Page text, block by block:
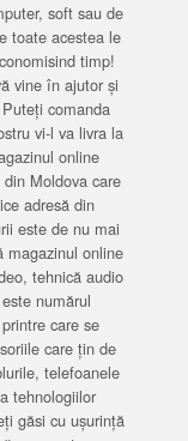
soft sau de
toate acestea le
timp!
vine în ajutor și
comanda
vi-l va livra la
online
Moldova care
adresă din
este de nu mai
magazinul online
tehnică audio
numărul
care se
care țin de
telefoanele
tehnologiilor
găsi cu ușurință